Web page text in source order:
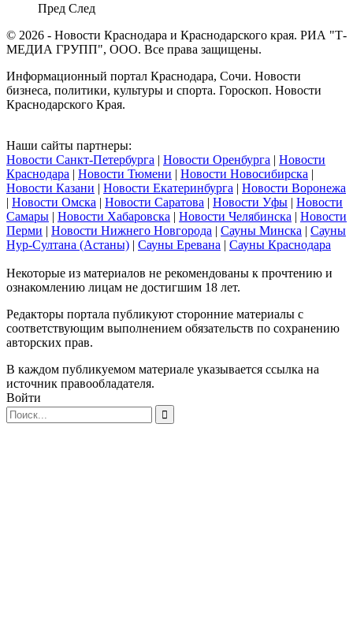
Пред След
© 2026 - Новости Краснодара и Краснодарского края. РИА "Т-
МЕДИА ГРУПП", ООО. Все права защищены.
Информационный портал Краснодара, Сочи. Новости
бизнеса, политики, культуры и спорта. Гороскоп. Новости
Краснодарского Края.
Наши сайты партнеры:
Новости Санкт-Петербурга | Новости Оренбурга | Новости
Краснодара | Новости Тюмени | Новости Новосибирска |
Новости Казани | Новости Екатеринбурга | Новости Воронежа
| Новости Омска | Новости Саратова | Новости Уфы | Новости
Самары | Новости Хабаровска | Новости Челябинска | Новости
Перми | Новости Нижнего Новгорода | Сауны Минска | Сауны
Нур-Султана (Астаны) | Сауны Еревана | Сауны Краснодара
Некоторые из материалов не рекомендованы к прочтению и
ознакомлению лицам не достигшим 18 лет.
Редакторы портала публикуют сторонние материалы с
соответствующим выполнением обязательств по сохранению
авторских прав.
В каждом публикуемом материале указывается ссылка на
источник правообладателя.
Войти